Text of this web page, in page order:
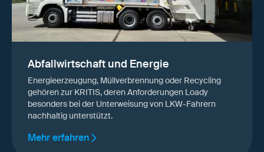
Abfallwirtschaft und Energie
Energieerzeugung, Müllverbrennung oder Recycling
gehören zur KRITIS, deren Anforderungen Loady
besonders bei der Unterweisung von LKW-Fahrern
nachhaltig unterstützt.
Mehr erfahren